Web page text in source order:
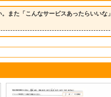
また「こんなサービスあったらいいな」